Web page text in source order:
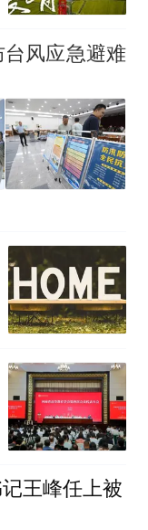
风应急避难
王峰任上被